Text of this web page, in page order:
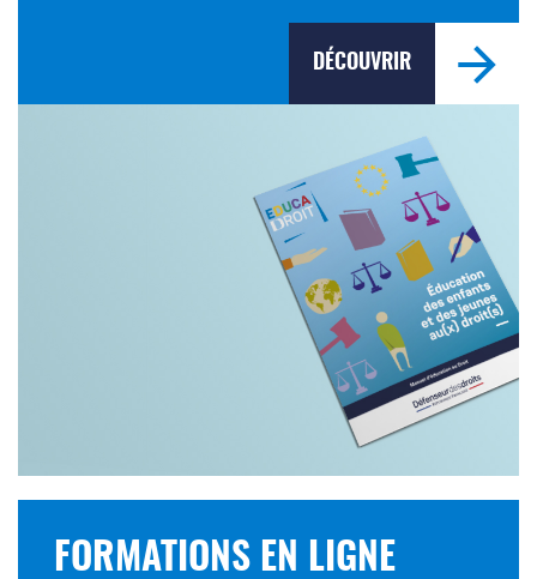
DÉCOUVRIR
FORMATIONS EN LIGNE